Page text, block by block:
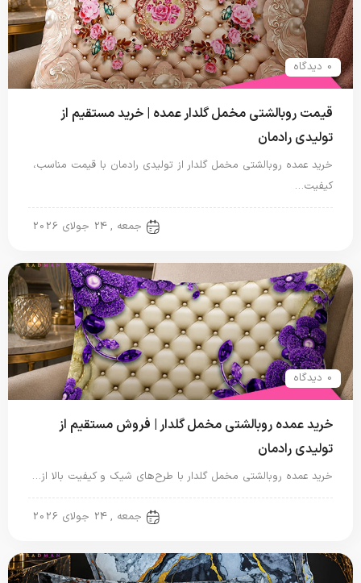
0 دیدگاه
قیمت روبالشتی مخمل گلدار عمده | خرید مستقیم از
تولیدی رادمان
خرید عمده روبالشتی مخمل گلدار از تولیدی رادمان با قیمت مناسب،
کیفیت…
جمعه , 24 جولای 2026
0 دیدگاه
خرید عمده روبالشتی مخمل گلدار | فروش مستقیم از
تولیدی رادمان
خرید عمده روبالشتی مخمل گلدار با طرح‌های شیک و کیفیت بالا از…
جمعه , 24 جولای 2026